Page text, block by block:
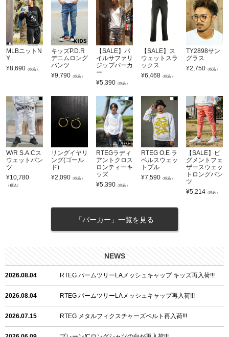
MLBニットN
Y
¥8,690 （税込）
キッズP.D.R
デニムロング
パンツ
¥9,790 （税込）
【SALE】パ
イルサファリ
ジップパーカ
ー
¥5,390 （税込）
【SALE】ス
ウェットスラ
ックス
¥6,468 （税込）
TY2898サン
グラス
¥2,750 （税込）
W/R S.A.Cス
ウェットパン
ツ
¥10,780
（税込）
リングイヤリ
ング(ゴール
ド)
¥2,090 （税込）
RTEGラディ
アントクロス
ロンティーキ
ッズ
¥5,390 （税込）
RTEG O.E ラ
ベルスウェッ
トプル
¥7,590 （税込）
【SALE】ピ
グメントフェ
ザースウェッ
トロングパン
ツ
¥5,214 （税込）
「パーカー」一覧を見る
NEWS
2026.08.04 RTEG パームツリーLAメッシュキャップ キッズ再入荷!!!
2026.08.04 RTEG パームツリーLAメッシュキャップ再入荷!!!
2026.07.15 RTEG メタルフィクスチャーズベルト再入荷!!!